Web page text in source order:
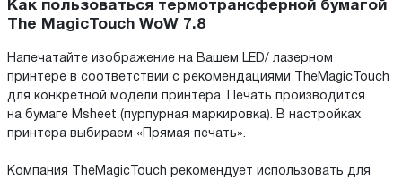
Как пользоваться термотрансферной бумагой
The MagicTouch WoW 7.8
Напечатайте изображение на Вашем LED/ лазерном
принтере в соответствии с рекомендациями TheMagicTouсh
для конкретной модели принтера. Печать производится
на бумаге Msheet (пурпурная маркировка). В настройках
принтера выбираем «Прямая печать».
Компания TheMagicTouch рекомендует использовать для